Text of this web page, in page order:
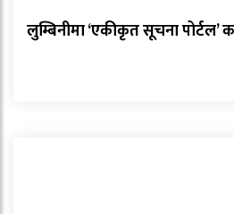
लुम्बिनीमा ‘एकीकृत सूचना पोर्टल’